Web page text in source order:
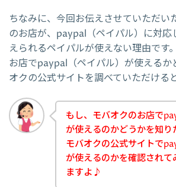
ちなみに、今回お伝えさせていただい
のお店が、paypal（ペイパル）に対応
えられるペイパルが使えない理由です
お店でpaypal（ペイパル）が使えるか
オクの公式サイトを調べていただける
もし、モバオクのお店で
が使えるのかどうかを知り
モバオクの公式サイトで
が使えるのかを確認され
ますよ♪